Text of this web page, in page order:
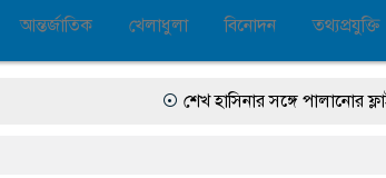
আন্তর্জাতিক খেলাধুলা বিনোদন তথ্যপ্রযুক্তি
শেখ হাসিনার সঙ্গে পালানোর ফ্লাইট